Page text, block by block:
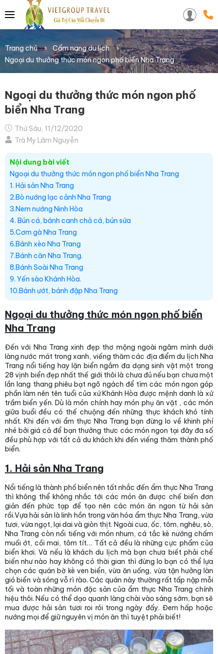
Trang chủ
Cẩm nang du lịch
Ngoại du thưởng thức món ngon phố biển Nha Trang
Ngoại du thưởng thức món ngon phố
biển Nha Trang
Thứ Sáu, 11/12/2020
Trà My Lâm Nguyễn
Nội dung bài viết
Ngoại du thưởng thức món ngon phố biển Nha Trang
1. Hải sản Nha Trang
2.Bò nướng lạc cảnh Nha Trang
3.Nem nướng Ninh Hòa
4. Bún cá, bánh canh chả cá, bún sứa
5.Cơm gà Nha Trang
6.Bánh xèo Nha Trang
7.Bánh căn Nha Trang.
8.Bánh Soài Nha Trang
9. Yến sào Khánh Hòa.
10.Bánh ướt, bánh đập Nha Trang
Ngoại du thưởng thức món ngon phố biển
Nha Trang
Đến với Nha Trang xinh đẹp thơ mộng ngoài ngâm mình dưới
làng nước mát trong xanh, viếng thăm các địa điểm du lịch Nha
Trang nổi tiếng hay lặn biển ngắm đa dạng sinh vật một trong
28 vịnh biển đẹp nhất thế giới thôi là chưa đủ nếu bạn chưa một
lần lang thang phiêu bạt ngõ ngách để tìm các món ngon góp
phần làm nên tên tuổi của xứ Khánh Hòa được mệnh danh là xứ
trầm biển yến. Dù là món chính hay món phụ ăn vặt , các món
giữa buổi đều có thế chuộng đến những thực khách khó tính
nhất. Khi đến với ẩm thực Nha Trang bạn đừng lo về khinh phí
nhé bởi giá cả để bạn thưởng thưc các món ngon tại đây đa số
đều phù hợp với tất cả du khách khi đến viếng thăm thành phố
biển.
1. Hải sản Nha Trang
Nổi tiếng là thành phố biển nên tất nhắc đến ẩm thực Nha Trang
thì không thể không nhắc tới các món ăn được chế biến đơn
giản đến phức tạp để tạo nên các món ăn ngon từ hải sản
rồi.Vựa hải sản là linh hồn trong văn hóa ẩm thực Nha Trang, vừa
tươi, vừa ngọt, lại dai và giòn thịt. Ngoài cua, ốc, tôm, nghêu, sò,
Nha Trang còn nổi tiếng với món nhum, cá tắc kè nướng chấm
muối ớt, cồi mai, tôm tít… Tất cả đều là những cực phẩm của
biển khơi. Và nếu là khách du lịch mà bạn chưa biết phải chế
biến như nào hay không có thời gian thì đừng lo bạn có thể lựa
chọn các quán bờ kè ven biển, vừa ăn uống, vừa tận hưởng làn
gió biển và sóng vỗ rì rào. Các quán này thường rất tấp nập mỗi
tối và toàn những món đặc sản của ẩm thực Nha Trang chính
hiệu thôi. Nếu có thể dạo quanh làng chài vào sáng sớm, bạn sẽ
mua được hải sản tươi roi rói trong ngày đấy. Đem hấp hoặc
nướng mọi để giữ nguyên vị món ăn thì tuyệt phải biết!